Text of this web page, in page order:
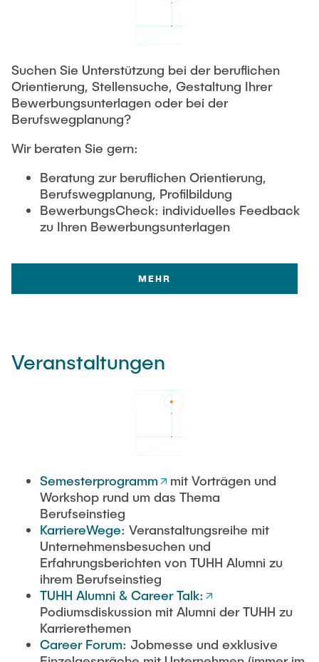
Suchen Sie Unterstützung bei der beruflichen
Orientierung, Stellensuche, Gestaltung Ihrer
Bewerbungsunterlagen oder bei der
Berufswegplanung?
Wir beraten Sie gern:
Beratung zur beruflichen Orientierung,
Berufswegplanung, Profilbildung
BewerbungsCheck: individuelles Feedback
zu Ihren Bewerbungsunterlagen
MEHR
Veranstaltungen
Semesterprogramm
mit Vorträgen und
Workshop rund um das Thema
Berufseinstieg
KarriereWege: Veranstaltungsreihe mit
Unternehmensbesuchen und
Erfahrungsberichten von TUHH Alumni zu
ihrem Berufseinstieg
TUHH Alumni & Career Talk:
Podiumsdiskussion mit Alumni der TUHH zu
Karrierethemen
Career Forum: Jobmesse und exklusive